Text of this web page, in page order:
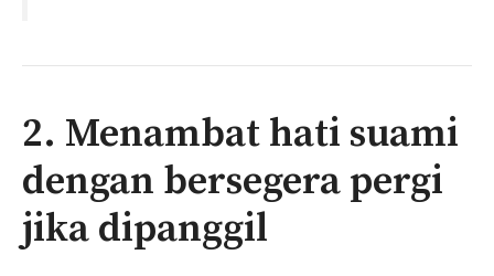
2. Menambat hati suami
dengan bersegera pergi
jika dipanggil